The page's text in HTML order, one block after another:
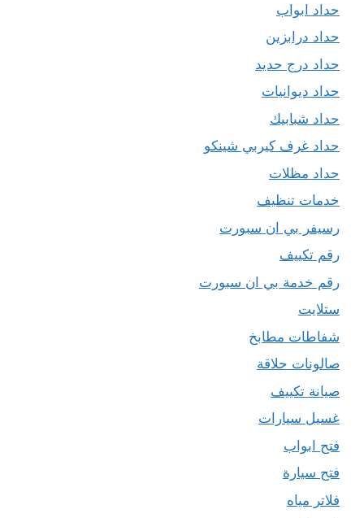
حداد ابواب
حداد درابزين
حداد درج حديد
حداد ديوانيات
حداد شبابيك
حداد غرف كيربي شينكو
حداد مظلات
خدمات تنظيف
رسيفر بي ان سبورت
رقم تكييف
رقم خدمة بي ان سبورت
ستلايت
شفاطات مطابخ
صالونات حلاقة
صيانة تكييف
غسيل سيارات
فتح ابواب
فتح سيارة
فلاتر مياه